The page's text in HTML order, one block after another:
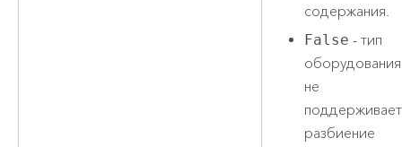
содержания.
False - тип
оборудования
не
поддерживает
разбиение